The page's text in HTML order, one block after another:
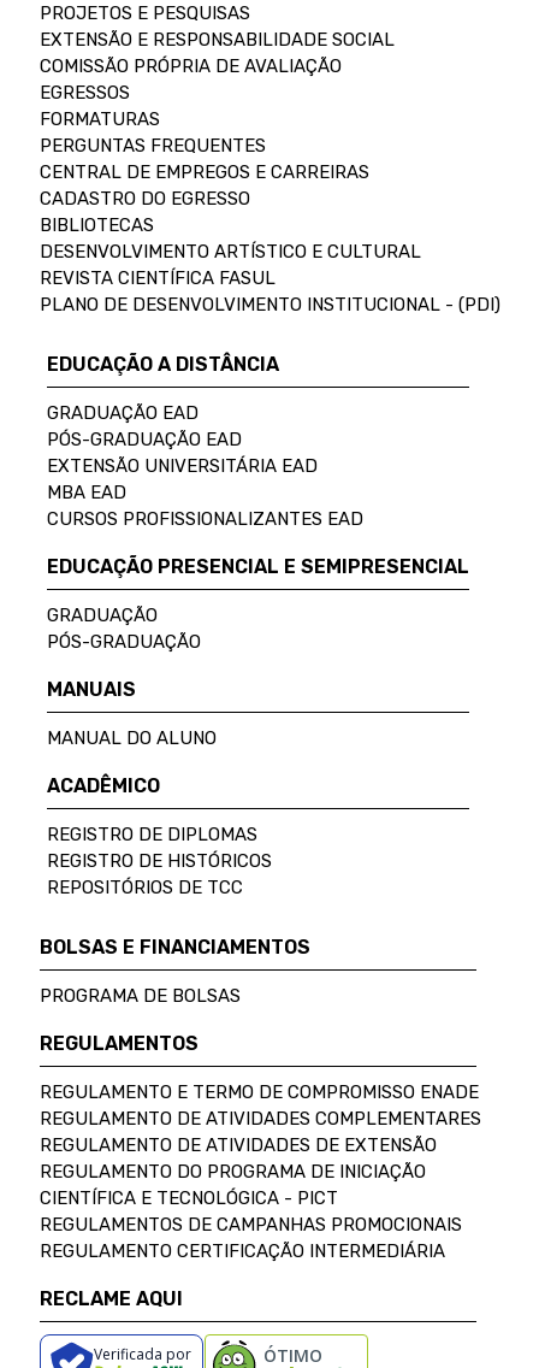
PROJETOS E PESQUISAS
EXTENSÃO E RESPONSABILIDADE SOCIAL
COMISSÃO PRÓPRIA DE AVALIAÇÃO
EGRESSOS
FORMATURAS
PERGUNTAS FREQUENTES
CENTRAL DE EMPREGOS E CARREIRAS
CADASTRO DO EGRESSO
BIBLIOTECAS
DESENVOLVIMENTO ARTÍSTICO E CULTURAL
REVISTA CIENTÍFICA FASUL
PLANO DE DESENVOLVIMENTO INSTITUCIONAL - (PDI)
EDUCAÇÃO A DISTÂNCIA
GRADUAÇÃO EAD
PÓS-GRADUAÇÃO EAD
EXTENSÃO UNIVERSITÁRIA EAD
MBA EAD
CURSOS PROFISSIONALIZANTES EAD
EDUCAÇÃO PRESENCIAL E SEMIPRESENCIAL
GRADUAÇÃO
PÓS-GRADUAÇÃO
MANUAIS
MANUAL DO ALUNO
ACADÊMICO
REGISTRO DE DIPLOMAS
REGISTRO DE HISTÓRICOS
REPOSITÓRIOS DE TCC
BOLSAS E FINANCIAMENTOS
PROGRAMA DE BOLSAS
REGULAMENTOS
REGULAMENTO E TERMO DE COMPROMISSO ENADE
REGULAMENTO DE ATIVIDADES COMPLEMENTARES
REGULAMENTO DE ATIVIDADES DE EXTENSÃO
REGULAMENTO DO PROGRAMA DE INICIAÇÃO
CIENTÍFICA E TECNOLÓGICA - PICT
REGULAMENTOS DE CAMPANHAS PROMOCIONAIS
REGULAMENTO CERTIFICAÇÃO INTERMEDIÁRIA
RECLAME AQUI
Verificada por ÓTIMO